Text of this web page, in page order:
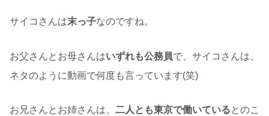
サイコさんは末っ子なのですね。
お父さんとお母さんはいずれも公務員で、サイコさんは、
ネタのように動画で何度も言っています(笑)
お兄さんとお姉さんは、 二人とも東京で働いているとのこ